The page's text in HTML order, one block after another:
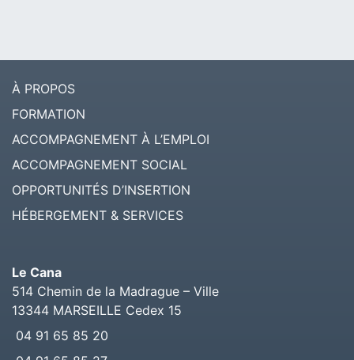
À PROPOS
FORMATION
ACCOMPAGNEMENT À L’EMPLOI
ACCOMPAGNEMENT SOCIAL
OPPORTUNITÉS D’INSERTION
HÉBERGEMENT & SERVICES
Le Cana
514 Chemin de la Madrague – Ville
13344 MARSEILLE Cedex 15
04 91 65 85 20